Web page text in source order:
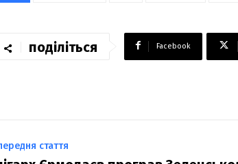
поділіться Facebook
стаття